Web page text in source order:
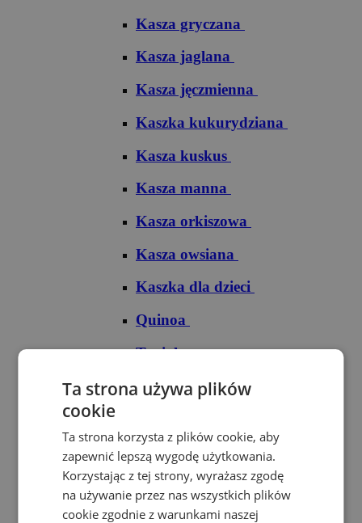
Kasza gryczana
Kasza jaglana
Kasza jęczmienna
Kaszka kukurydziana
Kasza kuskus
Kasza manna
Kasza orkiszowa
Kasza owsiana
Kaszka dla dzieci
Quinoa
Tapioka
Ryże
Ryż basmati
Ryż biały
Ryż brązowy
Ta strona używa plików
cookie
Ta strona korzysta z plików cookie, aby
zapewnić lepszą wygodę użytkowania.
Korzystając z tej strony, wyrażasz zgodę
na używanie przez nas wszystkich plików
cookie zgodnie z warunkami naszej